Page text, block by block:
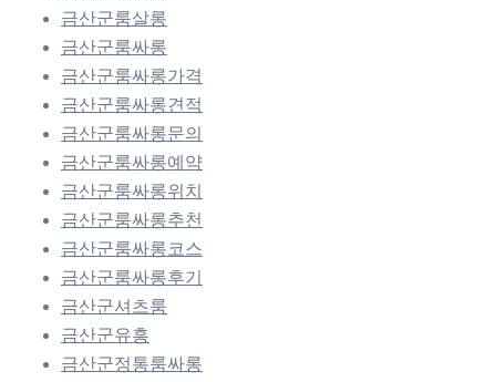
금산군룸살롱
금산군룸싸롱
금산군룸싸롱가격
금산군룸싸롱견적
금산군룸싸롱문의
금산군룸싸롱예약
금산군룸싸롱위치
금산군룸싸롱추천
금산군룸싸롱코스
금산군룸싸롱후기
금산군셔츠룸
금산군유흥
금산군정통룸싸롱